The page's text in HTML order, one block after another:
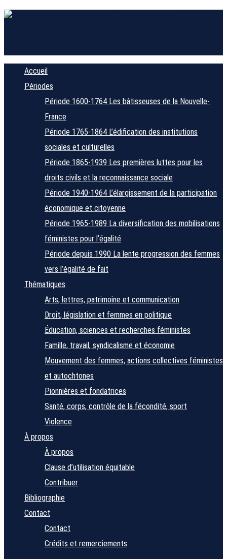
Accueil
Périodes
Période 1600-1764 Les bâtisseuses de la Nouvelle-
France
Période 1765-1864 L’édification des institutions
sociales et culturelles
Période 1865-1939 Les premières luttes pour les
droits civils et la reconnaissance sociale
Période 1940-1964 L’élargissement de la participation
économique et citoyenne
Période 1965-1989 La diversification des mobilisations
féministes pour l’égalité
Période depuis 1990 La lente progression des femmes
vers l’égalité de fait
Thématiques
Arts, lettres, patrimoine et communication
Droit, législation et femmes en politique
Éducation, sciences et recherches féministes
Famille, travail, syndicalisme et économie
Mouvement des femmes, actions collectives féministes
et autochtones
Pionnières et fondatrices
Santé, corps, contrôle de la fécondité, sport
Violence
À propos
À propos
Clause d’utilisation équitable
Contribuer
Bibliographie
Contact
Contact
Crédits et remerciements